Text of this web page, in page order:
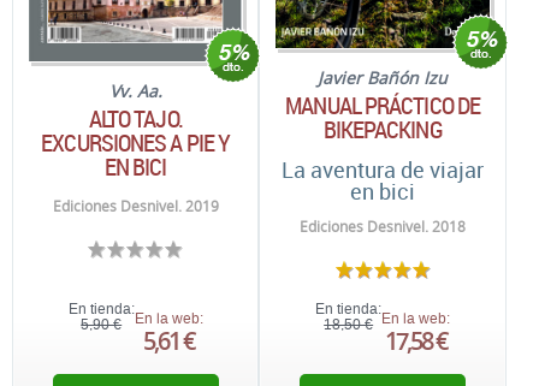
Vv. Aa.
ALTO TAJO.
EXCURSIONES A PIE Y
EN BICI
Ediciones Desnivel. 2019
En tienda:
5,90 €
En la web:
5,61 €
Javier Bañón Izu
MANUAL PRÁCTICO DE
BIKEPACKING
La aventura de viajar
en bici
Ediciones Desnivel. 2018
En tienda:
18,50 €
En la web:
17,58 €